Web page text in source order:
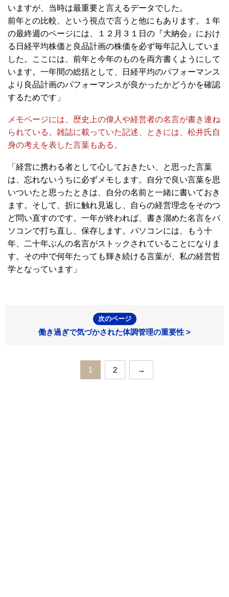
いますが、当時は最重要と言えるデータでした。
前年との比較、という視点で言うと他にもあります。１年
の最終週のページには、１２月３１日の『大納会』におけ
る日経平均株価と良品計画の株価を必ず毎年記入していま
した。ここには、前年と今年のものを両方書くようにして
います。一年間の総括として、日経平均のパフォーマンス
より良品計画のパフォーマンスが良かったかどうかを確認
するためです」
メモページには、歴史上の偉人や経営者の名言が書き連ね
られている。雑誌に載っていた記述、ときには、松井氏自
身の考えを表した言葉もある。
「経営に携わる者として心しておきたい、と思った言葉
は、忘れないうちに必ずメモします。自分で良い言葉を思
いついたと思ったときは、自分の名前と一緒に書いておき
ます。そして、折に触れ見返し、自らの経営理念をそのつ
ど問い直すのです。一年が終われば、書き溜めた名言をパ
ソコンで打ち直し、保存します。パソコンには、もう十
年、二十年ぶんの名言がストックされていることになりま
す。その中で何年たっても輝き続ける言葉が、私の経営哲
学となっています」
次のページ
働き過ぎで気づかされた体調管理の重要性 >
1 2 →